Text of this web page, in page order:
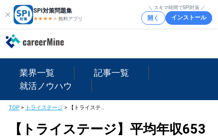
SPI対策問題集
★★★★ ★★
無料アプリ
＼ スキマ時間でSPI対策 ／
開く インストール
業界一覧
記事一覧
就活ノウハウ
TOP> トライステージ > 【トライステージ】平均年収653万円｜年収推移・業界・年代・役職別など徹底解説！
【トライステージ】平均年収653